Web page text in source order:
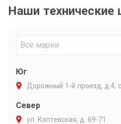
Наши технические
Все марки
Юг
Дорожный 1-й проезд, д.4,
Север
ул. Коптевская, д. 69-71